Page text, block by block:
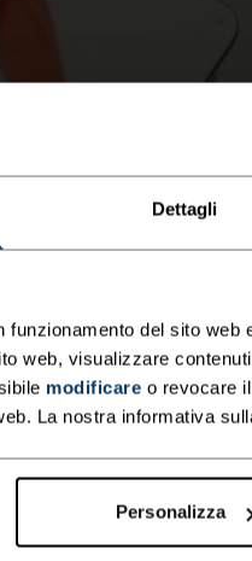
Dettagli
funzionamento del sito
web, visualizzare
modificare o revocare
La nostra informativa
Personalizza